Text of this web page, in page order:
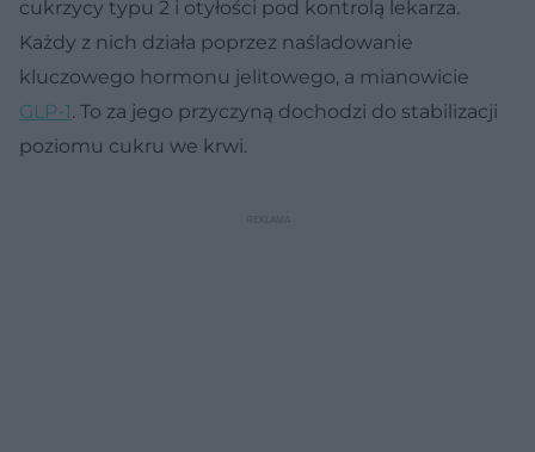
cukrzycy typu 2 i otyłości pod kontrolą lekarza.
Każdy z nich działa poprzez naśladowanie
kluczowego hormonu jelitowego, a mianowicie
GLP-1. To za jego przyczyną dochodzi do stabilizacji
poziomu cukru we krwi.